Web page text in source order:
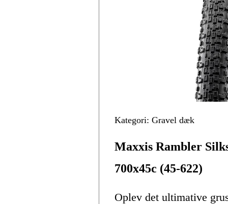
Kategori: Gravel dæk
Maxxis Rambler
700x45c (45-622)
Oplev det ultimative